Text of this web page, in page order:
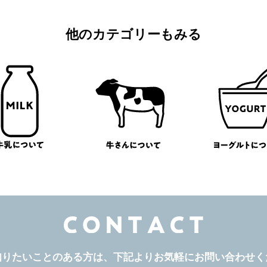
他のカテゴリーもみる
たいことのある方は、 下記よりお気軽にお問い合わせ